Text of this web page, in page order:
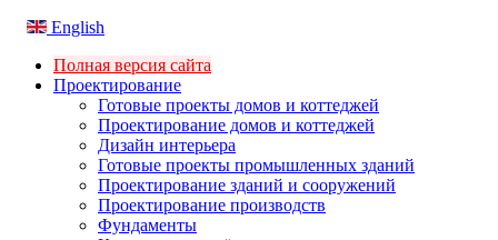
English
Полная версия сайта
Проектирование
Готовые проекты домов и коттеджей
Проектирование домов и коттеджей
Дизайн интерьера
Готовые проекты промышленных зданий
Проектирование зданий и сооружений
Проектирование производств
Фундаменты